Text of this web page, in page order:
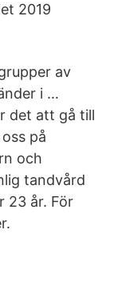
2019
av
i …
det att gå till
på
och
tandvård
23 år. För